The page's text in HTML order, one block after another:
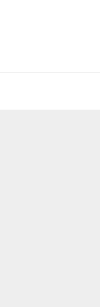
Waktu
Rp500